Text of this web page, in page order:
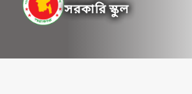
সরকারি স্কুল